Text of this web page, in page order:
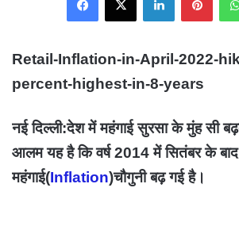
Retail-Inflation-in-April-2022-
percent-highest-in-8-years
नई दिल्‍ली:देश में महंगाई सुरसा के मुंह सी
आलम यह है कि वर्ष 2014 में सितंबर के बाद
महंगाई(Inflation)चौगुनी बढ़ गई है।